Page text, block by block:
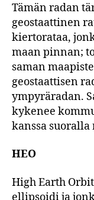
Tämän radan
geostaattinen
kiertorataa,
maan pinnan;
saman
geostaattisen
ympyräradan.
kykenee
kanssa
HEO
High Earth
ellipsoidi ja